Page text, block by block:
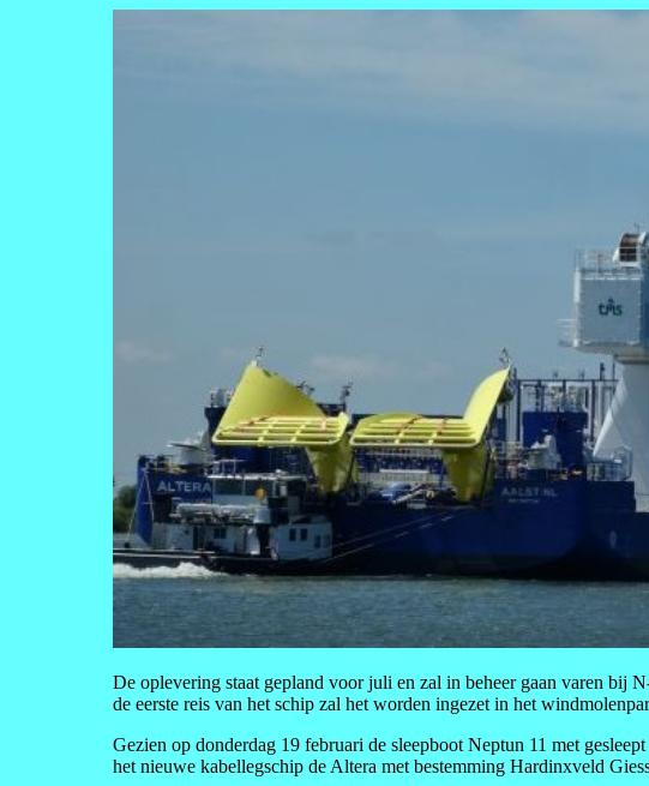
De oplevering staat gepland voor juli en zal in beheer gaan varen bij
de eerste reis van het schip zal het worden ingezet in het
Gezien op donderdag 19 februari de sleepboot Neptun 11 met gesleept
het nieuwe kabellegschip de Altera met bestemming Hardinxveld